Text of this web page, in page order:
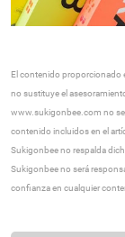
El contenido proporcionado
no sustituye el
www.sukigonbee.com no se
contenido incluidos en el
Sukigonbee no respalda
Sukigonbee no será
confianza en cualquier